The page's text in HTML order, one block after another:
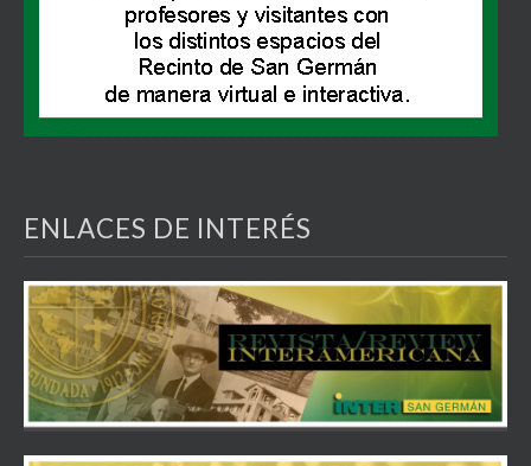
ENLACES DE INTERÉS